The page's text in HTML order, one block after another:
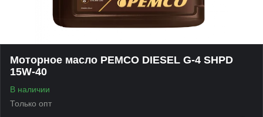
Моторное масло PEMCO DIESEL G-4 SHPD
15W-40
В наличии
Только опт